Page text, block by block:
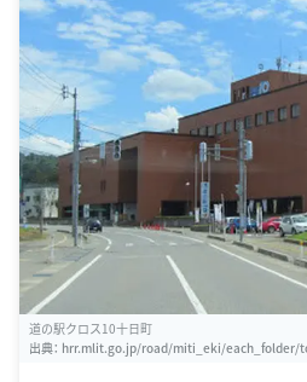
道の駅クロス10十日町
出典： hrr.mlit.go.jp/road/miti_eki/